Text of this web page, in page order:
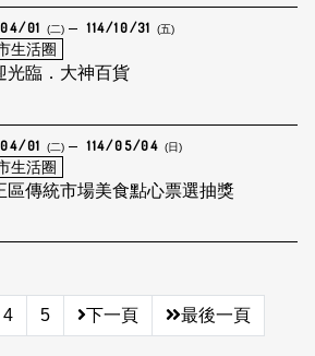
01 (二) 114/10/31 (五)
生活圈
光臨．大神百貨
01 (二) 114/05/04 (日)
生活圈
區傳統市場美食點心票選抽獎
4 5 下一頁 最後一頁